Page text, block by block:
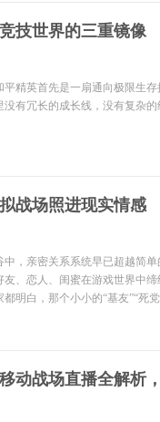
技世界的三重镜像
精英首先是一扇通向极限生
有冗长的成长线，没有复杂
战场照进现实情感
，亲密关系系统早已超越简
、恋人、闺蜜在游戏世界中
明白，那个小小的“基友”“死
动战场直播全解析